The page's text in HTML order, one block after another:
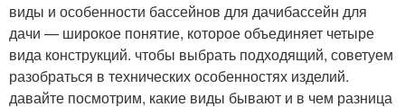
виды и особенности бассейнов для дачибассейн для
дачи — широкое понятие, которое объединяет четыре
вида конструкций. чтобы выбрать подходящий, советуем
разобраться в технических особенностях изделий.
давайте посмотрим, какие виды бывают и в чем разница